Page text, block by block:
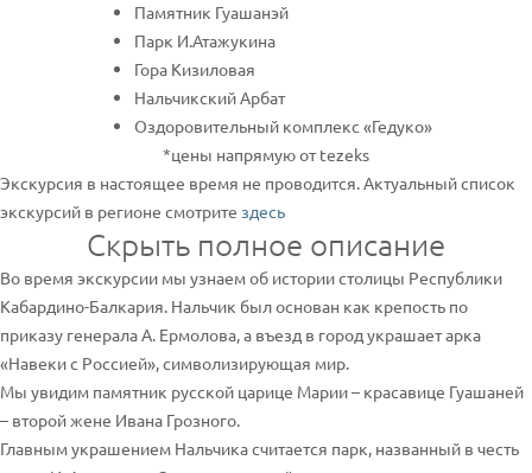
Памятник Гуашанэй
Парк И.Атажукина
Гора Кизиловая
Нальчикский Арбат
Оздоровительный комплекс «Гедуко»
*цены напрямую от tezeks
Экскурсия в настоящее время не проводится. Актуальный список
экскурсий в регионе смотрите здесь
Скрыть полное описание
Во время экскурсии мы узнаем об истории столицы Республики
Кабардино-Балкария. Нальчик был основан как крепость по
приказу генерала А. Ермолова, а въезд в город украшает арка
«Навеки с Россией», символизирующая мир.
Мы увидим памятник русской царице Марии – красавице Гуашаней
– второй жене Ивана Грозного.
Главным украшением Нальчика считается парк, названный в честь